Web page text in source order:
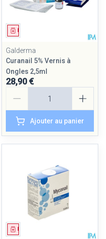
Galderma
Curanail 5% Vernis à
Ongles 2,5ml
28,90 €
Ajouter au panier